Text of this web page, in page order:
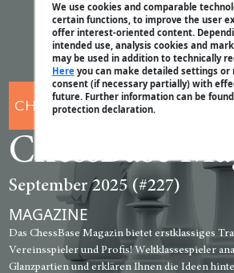
We use cookies and comparable
certain functions, to improve the user
offer interest-oriented content.
intended use, analysis cookies and
may be used in addition to technically
Hereyou can make detailed settings or
consent (if necessary partially) with
future. Further information can be
protection declaration.
CHESSBASE
ChessBase
September 2025 (#227)
MAGAZINE
Das ChessBase Magazin bietet erstklassiges
Vereinsspieler und Profis! Weltklassespieler
Glanzpartien und erklären Ihnen die Ideen